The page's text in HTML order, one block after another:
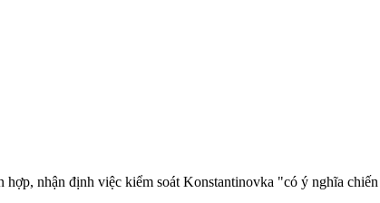
nhận định việc kiểm soát Konstantinovka "có ý nghĩa